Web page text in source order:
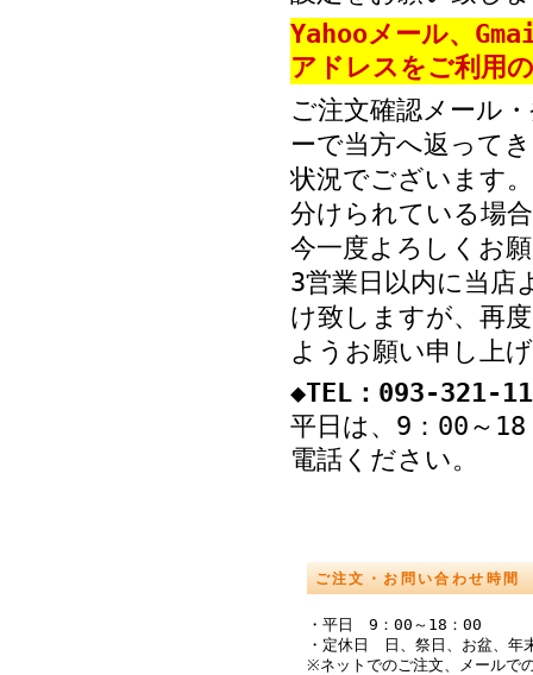
Yahooメール、
アドレスをご利用
ご注文確認メール
ーで当方へ返って
状況でございます
分けられている場
今一度よろしくお
3営業日以内に当店
け致しますが、再
ようお願い申し上
◆TEL：093-321-
平日は、9：00～
電話ください。
ご注文・お問い合わせ時間
・平日 9：00～18：00
・定休日 日、祭日、お盆、年
※ネットでのご注文、メールで